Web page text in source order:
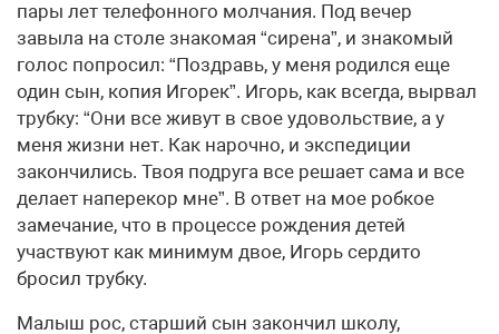
пары лет телефонного молчания. Под вечер
завыла на столе знакомая “сирена”, и знакомый
голос попросил: “Поздравь, у меня родился еще
один сын, копия Игорек”. Игорь, как всегда, вырвал
трубку: “Они все живут в свое удовольствие, а у
меня жизни нет. Как нарочно, и экспедиции
закончились. Твоя подруга все решает сама и все
делает наперекор мне”. В ответ на мое робкое
замечание, что в процессе рождения детей
участвуют как минимум двое, Игорь сердито
бросил трубку.
Малыш рос, старший сын закончил школу,